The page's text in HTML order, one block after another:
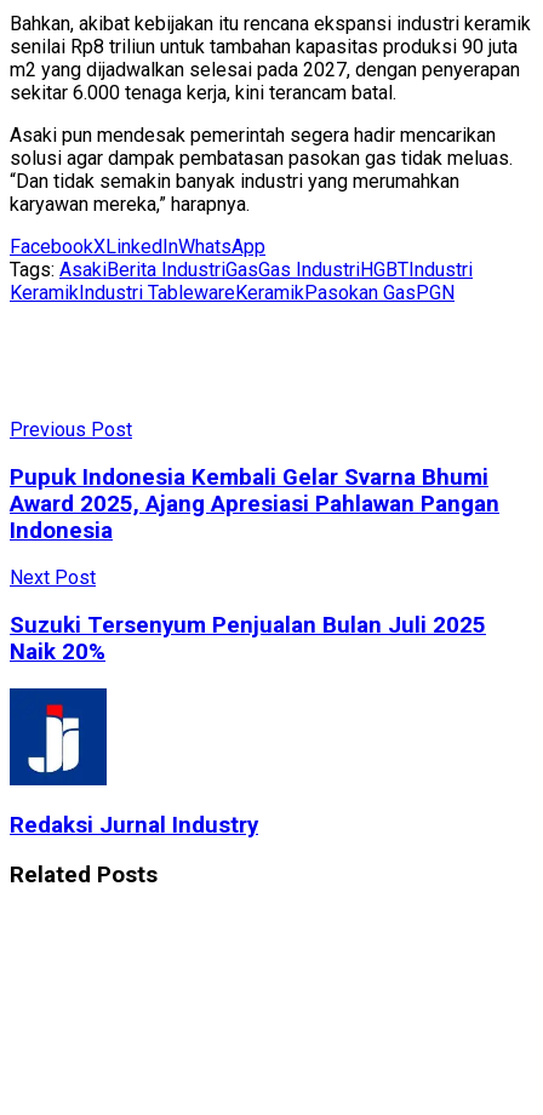
Bahkan, akibat kebijakan itu rencana ekspansi industri keramik
senilai Rp8 triliun untuk tambahan kapasitas produksi 90 juta
m2 yang dijadwalkan selesai pada 2027, dengan penyerapan
sekitar 6.000 tenaga kerja, kini terancam batal.
Asaki pun mendesak pemerintah segera hadir mencarikan
solusi agar dampak pembatasan pasokan gas tidak meluas.
“Dan tidak semakin banyak industri yang merumahkan
karyawan mereka,” harapnya.
FacebookXLinkedInWhatsApp
Tags: AsakiBerita IndustriGasGas IndustriHGBTIndustri
KeramikIndustri TablewareKeramikPasokan GasPGN
Previous Post
Pupuk Indonesia Kembali Gelar Svarna Bhumi
Award 2025, Ajang Apresiasi Pahlawan Pangan
Indonesia
Next Post
Suzuki Tersenyum Penjualan Bulan Juli 2025
Naik 20%
Redaksi Jurnal Industry
Related Posts